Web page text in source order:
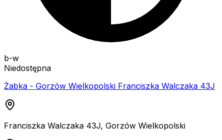
b-w
Niedostępna
Żabka - Gorzów Wielkopolski Franciszka Walczaka 43J
Franciszka Walczaka 43J, Gorzów Wielkopolski